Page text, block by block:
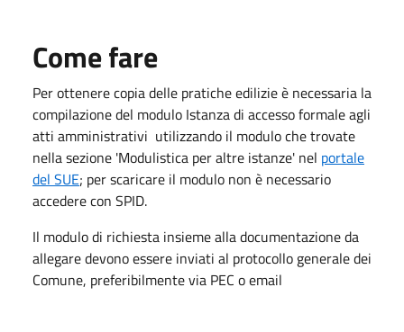
Come fare
Per ottenere copia delle pratiche edilizie è necessaria la
compilazione del modulo Istanza di accesso formale agli
atti amministrativi utilizzando il modulo che trovate
nella sezione 'Modulistica per altre istanze' nel portale
del SUE; per scaricare il modulo non è necessario
accedere con SPID.
Il modulo di richiesta insieme alla documentazione da
allegare devono essere inviati al protocollo generale dei
Comune, preferibilmente via PEC o email